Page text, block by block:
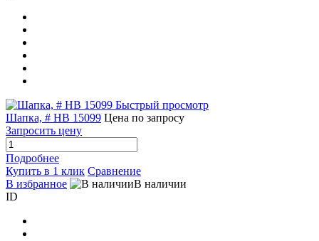
Быстрый просмотр
Шапка, # HB 15099 Цена по запросу
Запросить цену
Подробнее
Купить в 1 клик Сравнение
В избранное
В наличии
ID